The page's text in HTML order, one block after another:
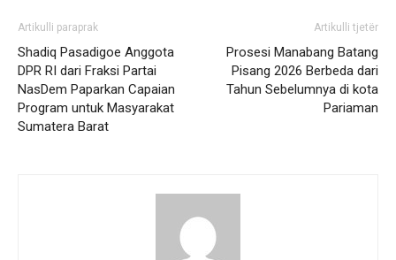
Artikulli paraprak
Shadiq Pasadigoe Anggota
DPR RI dari Fraksi Partai
NasDem Paparkan Capaian
Program untuk Masyarakat
Sumatera Barat
Artikulli tjetër
Prosesi Manabang Batang
Pisang 2026 Berbeda dari
Tahun Sebelumnya di kota
Pariaman